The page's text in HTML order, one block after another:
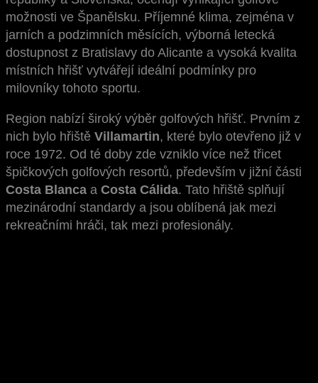
možnosti ve Španělsku. Příjemné klima, zejména v
jarních a podzimních měsících, výborná letecká
dostupnost z Bratislavy do Alicante a vysoká kvalita
místních hřišť vytvářejí ideální podmínky pro
milovníky tohoto sportu.
Region nabízí široký výběr golfových hřišť. Prvním z
nich bylo hřiště Villamartin, které bylo otevřeno již v
roce 1972. Od té doby zde vzniklo více než třicet
špičkových golfových resortů, především v jižní části
Costa Blanca a Costa Cálida. Tato hřiště splňují
mezinárodní standardy a jsou oblíbená jak mezi
rekreačními hráči, tak mezi profesionály.